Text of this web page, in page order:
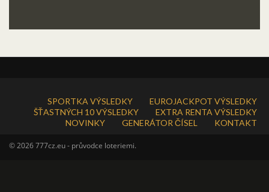
SPORTKA VÝSLEDKY
EUROJACKPOT VÝSLEDKY
ŠŤASTNÝCH 10 VÝSLEDKY
EXTRA RENTA VÝSLEDKY
NOVINKY
GENERÁTOR ČÍSEL KONTAKT
© 2026 777cz.eu - průvodce loteriemi.